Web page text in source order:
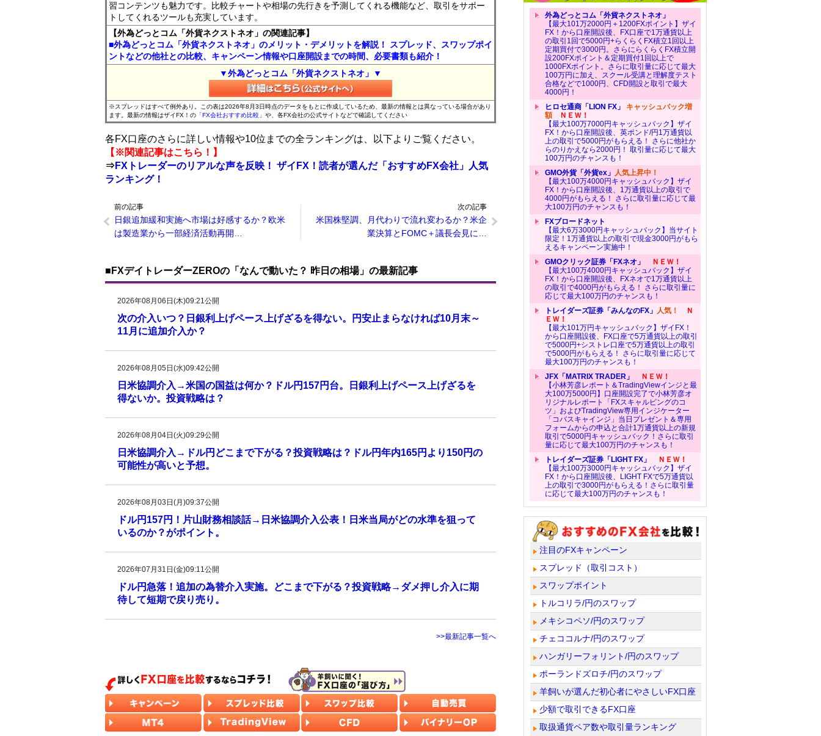
習コンテンツも魅力です。比較チャートや相場の先行きを予測してくれる機能など、取引をサポー
トしてくれるツールも充実しています。
【外為どっとコム「外貨ネクストネオ」の関連記事】
■外為どっとコム「外貨ネクストネオ」のメリット・デメリットを解説！ スプレッド、スワップポイ
ントなどの他社との比較、キャンペーン情報や口座開設までの時間、必要書類も紹介！
▼外為どっとコム「外貨ネクストネオ」▼
※スプレッドはすべて例外あり。この表は2026年8月3日時点のデータをもとに作成しているため、最新の情報とは異なっている場合があり
ます。最新の情報はザイFX！の 「FX会社おすすめ比較」 や、各FX会社の公式サイトなどで確認してください
各FX口座のさらに詳しい情報や10位までの全ランキングは、以下よりご覧ください。
【※関連記事はこちら！】
⇒FXトレーダーのリアルな声を反映！ ザイFX！読者が選んだ「おすすめFX会社」人気
ランキング！
前の記事
日銀追加緩和実施へ市場は好感するか？欧米
は製造業から一部経済活動再開…
次の記事
米国株堅調、月代わりで流れ変わるか？米企
業決算とFOMC＋議長会見に…
■FXデイトレーダーZEROの「なんで動いた？ 昨日の相場」の最新記事
2026年08月06日(木)09:21公開
次の介入いつ？日銀利上げペース上げざるを得ない。円安止まらなければ10月末～
11月に追加介入か？
2026年08月05日(水)09:42公開
日米協調介入→米国の国益は何か？ドル円157円台。日銀利上げペース上げざるを
得ないか。投資戦略は？
2026年08月04日(火)09:29公開
日米協調介入→ドル円どこまで下がる？投資戦略は？ドル円年内165円より150円の
可能性が高いと予想。
2026年08月03日(月)09:37公開
ドル円157円！片山財務相談話→日米協調介入公表！日米当局がどの水準を狙って
いるのか？がポイント。
2026年07月31日(金)09:11公開
ドル円急落！追加の為替介入実施。どこまで下がる？投資戦略→ダメ押し介入に期
待して短期で戻り売り。
>>最新記事一覧へ
外為どっとコム「外貨ネクストネオ」
【最大101万2000円＋1200FXポイント】ザイ
FX！から口座開設後、FX口座で1万通貨以上
の取引1回で5000円+らくらくFX積立1回以上
定期買付で3000円。さらにらくらくFX積立開
設200FXポイント＆定期買付1回以上で
1000FXポイント。さらに取引量に応じて最大
100万円に加え、スクール受講と理解度テスト
合格などで1000円、CFD開設と取引で最大
4000円！
ヒロセ通商「LION FX」 キャッシュバック増
額ＮＥＷ！
【最大100万7000円キャッシュバック】ザイ
FX！から口座開設後、英ポンド/円1万通貨以
上の取引で5000円がもらえる！ さらに他社か
らのりかえなら2000円！ 取引量に応じて最大
100万円のチャンスも！
GMO外貨「外貨ex」 人気上昇中！
【最大100万4000円キャッシュバック】ザイ
FX！から口座開設後、1万通貨以上の取引で
4000円がもらえる！ さらに取引量に応じて最
大100万円のチャンスも！
FXブロードネット
【最大6万3000円キャッシュバック】当サイト
限定！1万通貨以上の取引で現金3000円がもら
えるキャンペーン実施中！
GMOクリック証券「FXネオ」
ＮＥＷ！
【最大100万4000円キャッシュバック】ザイ
FX！から口座開設後、FXネオで1万通貨以上
の取引で4000円がもらえる！ さらに取引量に
応じて最大100万円のチャンスも！
トレイダーズ証券「みんなのFX」 人気！
Ｎ
ＥＷ！
【最大101万円キャッシュバック】ザイFX！
から口座開設後、FX口座で5万通貨以上の取引
で5000円+シストレ口座で5万通貨以上の取引
で5000円がもらえる！ さらに取引量に応じて
最大100万円のチャンスも！
JFX「MATRIX TRADER」
ＮＥＷ！
【小林芳彦レポート＆TradingViewインジと最
大100万5000円】口座開設完了で小林芳彦オ
リジナルレポート「FXスキャルピングのコ
ツ」およびTradingView専用インジケーター
「コバスキャインジ」当日プレゼント＆専用
フォームからの申込と合計1万通貨以上の新規
取引で5000円キャッシュバック！さらに取引
量に応じて最大100万円のチャンスも！
トレイダーズ証券「LIGHT FX」
ＮＥＷ！
【最大100万3000円キャッシュバック】ザイ
FX！から口座開設後、LIGHT FXで5万通貨以
上の取引で3000円がもらえる！さらに取引量
に応じて最大100万円のチャンスも！
注目のFXキャンペーン
スプレッド（取引コスト）
スワップポイント
トルコリラ/円のスワップ
メキシコペソ/円のスワップ
チェココルナ/円のスワップ
ハンガリーフォリント/円のスワップ
ポーランドズロチ/円のスワップ
羊飼いが選んだ初心者にやさしいFX口座
少額で取引できるFX口座
取扱通貨ペア数や取引量ランキング